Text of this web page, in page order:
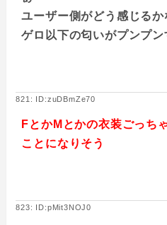
ユーザー側がどう感じるか
ゲロ以下の匂いがプンプン
821: ID:zuDBmZe70
FとかMとかの衣装ごっち
ことになりそう
823: ID:pMit3NOJ0